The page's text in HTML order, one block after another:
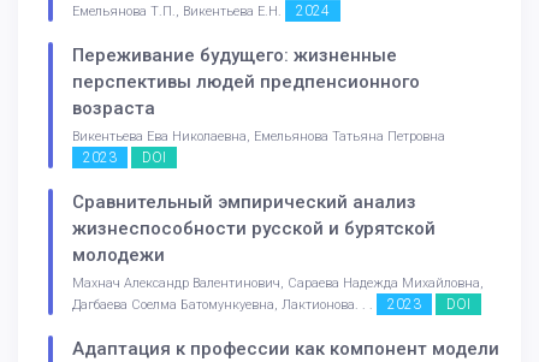
Емельянова Т.П., Викентьева Е.Н. 2024
Переживание будущего: жизненные
перспективы людей предпенсионного
возраста
Викентьева Ева Николаевна, Емельянова Татьяна Петровна
2023 DOI
Сравнительный эмпирический анализ
жизнеспособности русской и бурятской
молодежи
Махнач Александр Валентинович, Сараева Надежда Михайловна,
Дагбаева Соелма Батомункуевна, Лактионова. . .
2023 DOI
Адаптация к профессии как компонент модели